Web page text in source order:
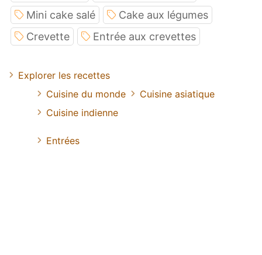
Mini cake salé
Cake aux légumes
Crevette
Entrée aux crevettes
Explorer les recettes
Cuisine du monde
Cuisine asiatique
Cuisine indienne
Entrées